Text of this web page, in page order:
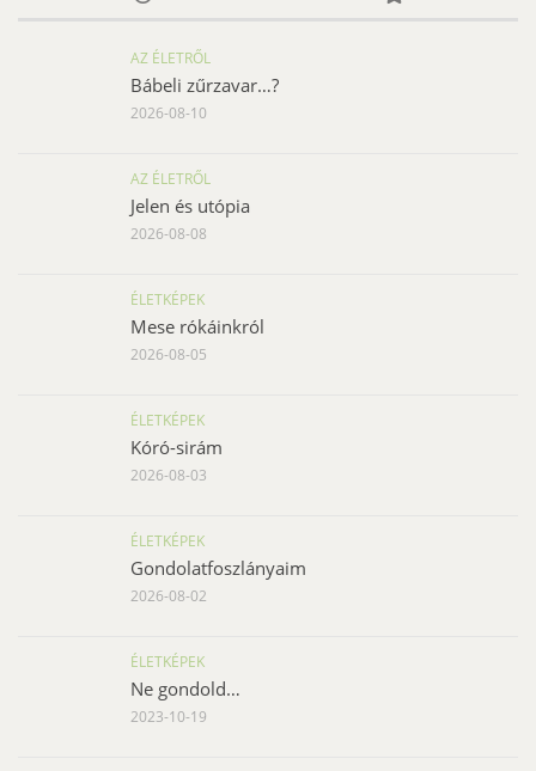
AZ ÉLETRŐL
Bábeli zűrzavar…?
2026-08-10
AZ ÉLETRŐL
Jelen és utópia
2026-08-08
ÉLETKÉPEK
Mese rókáinkról
2026-08-05
ÉLETKÉPEK
Kóró-sirám
2026-08-03
ÉLETKÉPEK
Gondolatfoszlányaim
2026-08-02
ÉLETKÉPEK
Ne gondold…
2023-10-19